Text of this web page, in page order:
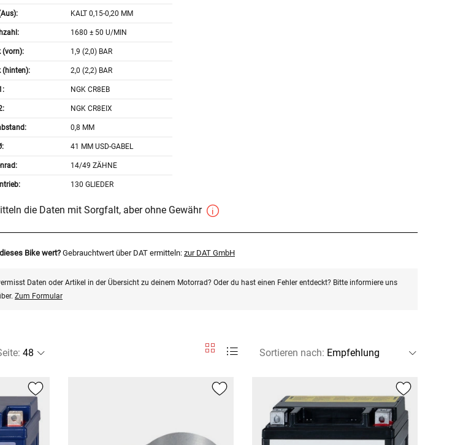
KALT 0,15-0,20 MM
1680 ± 50 U/MIN
(vorn): 1,9 (2,0) BAR
(hinten): 2,0 (2,2) BAR
NGK CR8EB
NGK CR8EIX
0,8 MM
41 MM USD-GABEL
14/49 ZÄHNE
130 GLIEDER
die Daten mit Sorgfalt, aber ohne Gewähr
Bike wert? Gebrauchtwert über DAT ermitteln: zur DAT GmbH
Daten oder Artikel in der Übersicht zu deinem Motorrad? Oder du hast einen Fehler entdeckt? Bitte informiere uns
Zum Formular
: Sortieren nach: